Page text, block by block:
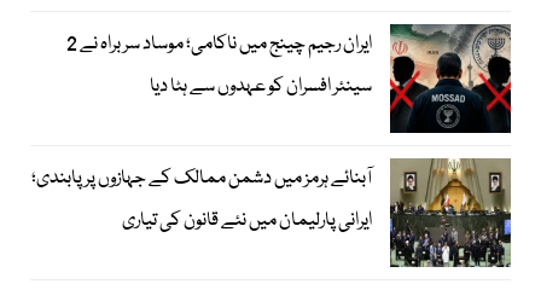
ایران رجیم چینج میں ناکامی؛ موساد سربراہ نے 2
سینئر افسران کو عہدوں سے ہٹا دیا
آبنائے ہرمز میں دشمن ممالک کے جہازوں پر پابندی؛
ایرانی پارلیمان میں نئے قانون کی تیاری